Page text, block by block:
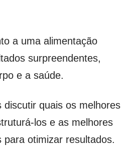
a uma alimentação
surpreendentes,
e a saúde.
discutir quais os melhores
los e as melhores
para otimizar resultados.